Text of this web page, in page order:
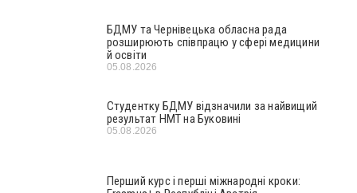
БДМУ та Чернівецька обласна рада
розширюють співпрацю у сфері медицини
й освіти
05.08.2026
Студентку БДМУ відзначили за найвищий
результат НМТ на Буковині
05.08.2026
Перший курс і перші міжнародні кроки: